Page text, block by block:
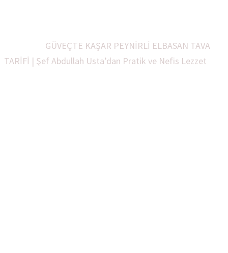
GÜVEÇTE KAŞAR PEYNİRLİ ELBASAN TAVA
TARİFİ | Şef Abdullah Usta’dan Pratik ve Nefis Lezzet